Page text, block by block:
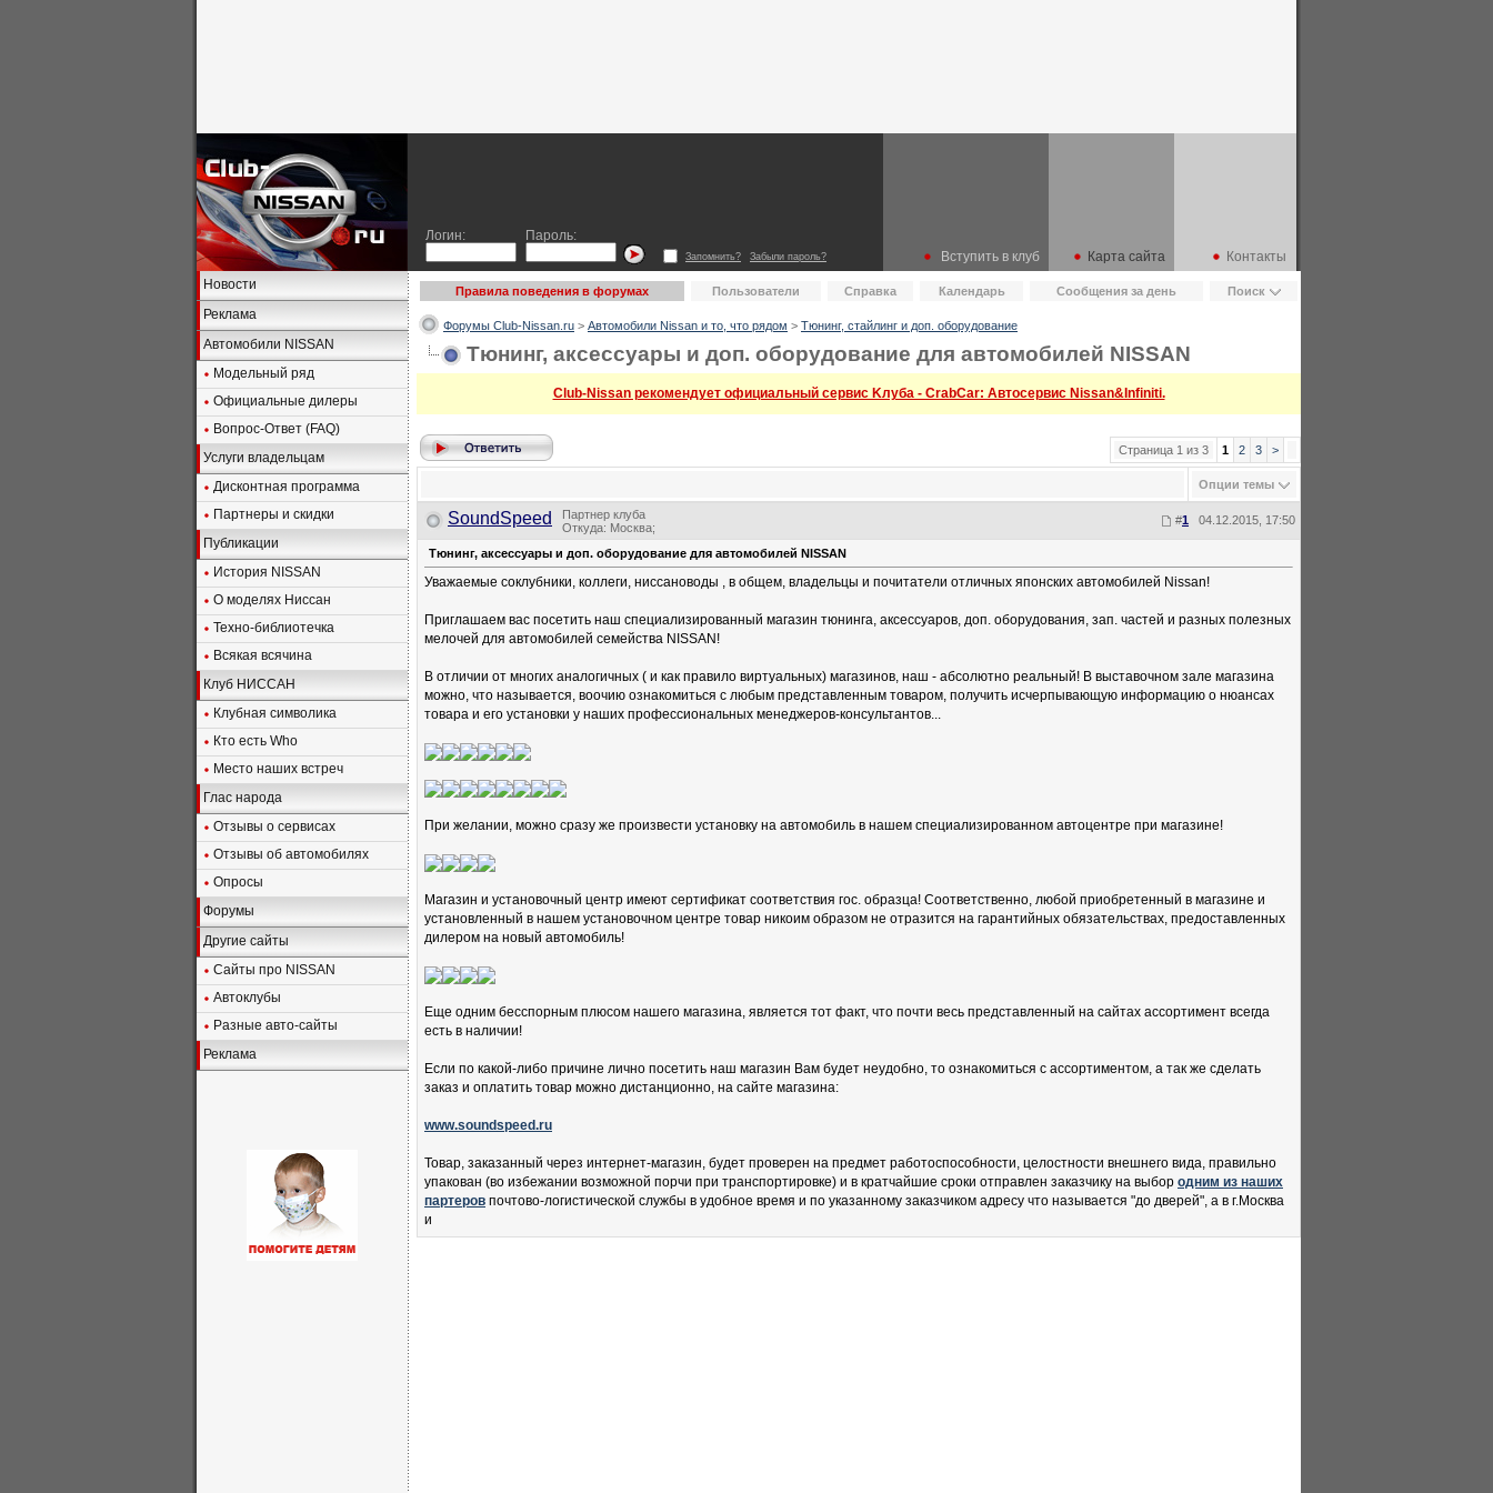
Логин: Пароль:
Запомнить? Забыли пароль? Вступить в клуб Карта сайта
Контакты
Новости
Реклама
Автомобили NISSAN
Модельный ряд
Официальные дилеры
Вопрос-Ответ (FAQ)
Услуги владельцам
Дисконтная программа
Партнеры и скидки
Публикации
История NISSAN
О моделях Ниссан
Техно-библиотечка
Всякая всячина
Клуб НИССАН
Клубная символика
Кто есть Who
Место наших встреч
Глас народа
Отзывы о сервисах
Отзывы об автомобилях
Опросы
Форумы
Другие сайты
Сайты про NISSAN
Автоклубы
Разные авто-сайты
Реклама
Правила поведения в форумах Пользователи Справка Календарь Сообщения за день Поиск
Форумы Club-Nissan.ru > Автомобили Nissan и то, что рядом > Тюнинг, стайлинг и доп. оборудование
Тюнинг, аксессуары и доп. оборудование для автомобилей NISSAN
Club-Nissan рекомендует официальный сервис Kлуба - CrabCar: Автосервис Nissan&Infiniti.
Страница 1 из 3 1 2 3 >
Опции темы
SoundSpeed
Партнер клуба
Откуда: Москва;
#1 04.12.2015, 17:50
Тюнинг, аксессуары и доп. оборудование для автомобилей NISSAN
Уважаемые соклубники, коллеги, ниссановоды , в общем, владельцы и почитатели отличных японских автомобилей Nissan!
Приглашаем вас посетить наш специализированный магазин тюнинга, аксессуаров, доп. оборудования, зап. частей и разных полезных
мелочей для автомобилей семейства NISSAN!
В отличии от многих аналогичных ( и как правило виртуальных) магазинов, наш - абсолютно реальный! В выставочном зале магазина
можно, что называется, воочию ознакомиться с любым представленным товаром, получить исчерпывающую информацию о нюансах
товара и его установки у наших профессиональных менеджеров-консультантов...
При желании, можно сразу же произвести установку на автомобиль в нашем специализированном автоцентре при магазине!
Магазин и установочный центр имеют сертификат соответствия гос. образца! Соответственно, любой приобретенный в магазине и
установленный в нашем установочном центре товар никоим образом не отразится на гарантийных обязательствах, предоставленных
дилером на новый автомобиль!
Еще одним бесспорным плюсом нашего магазина, является тот факт, что почти весь представленный на сайтах ассортимент всегда
есть в наличии!
Если по какой-либо причине лично посетить наш магазин Вам будет неудобно, то ознакомиться с ассортиментом, а так же сделать
заказ и оплатить товар можно дистанционно, на сайте магазина:
www.soundspeed.ru
Товар, заказанный через интернет-магазин, будет проверен на предмет работоспособности, целостности внешнего вида, правильно
упакован (во избежании возможной порчи при транспортировке) и в кратчайшие сроки отправлен заказчику на выбор одним из наших
партеров почтово-логистической службы в удобное время и по указанному заказчиком адресу что называется "до дверей", а в г.Москва
и